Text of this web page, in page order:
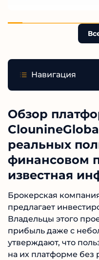
Навигация
Обзор
реальных
финансовом
известная
Брокерская
предлагает
Владельцы этого
прибыль даже с
утверждают, что
торговать на их